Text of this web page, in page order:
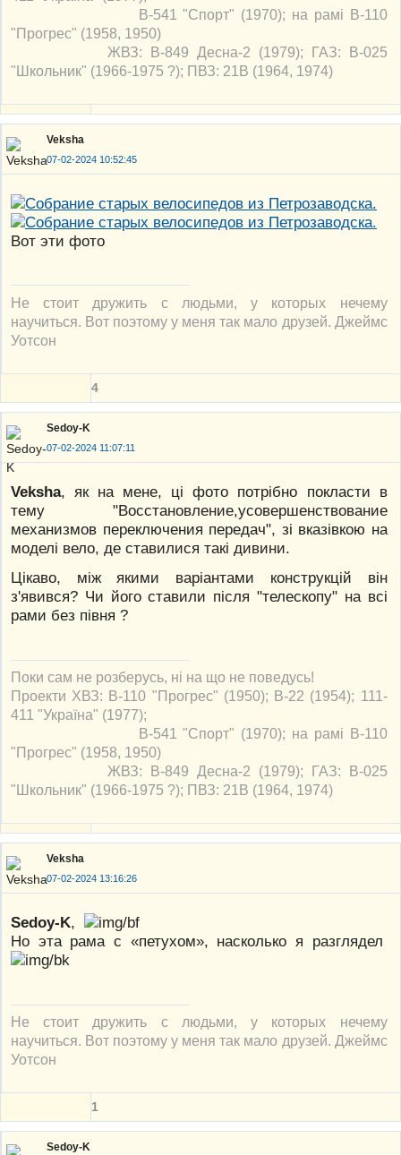
В-541 "Спорт" (1970); на рамі В-110
"Прогрес" (1958, 1950)
ЖВЗ: В-849 Десна-2 (1979); ГАЗ: В-025
"Школьник" (1966-1975 ?); ПВЗ: 21В (1964, 1974)
Veksha
07-02-2024 10:52:45
Вот эти фото
Не стоит дружить с людьми, у которых нечему
научиться. Вот поэтому у меня так мало друзей. Джеймс
Уотсон
4
Sedoy-K
07-02-2024 11:07:11
Veksha, як на мене, ці фото потрібно покласти в
тему "Восстановление,усовершенствование
механизмов переключения передач", зі вказівкою на
моделі вело, де ставилися такі дивини.
Цікаво, між якими варіантами конструкцій він
з'явився? Чи його ставили після "телескопу" на всі
рами без півня ?
Поки сам не розберусь, ні на що не поведусь!
Проекти ХВЗ: В-110 "Прогрес" (1950); В-22 (1954); 111-
411 "Україна" (1977);
В-541 "Спорт" (1970); на рамі В-110
"Прогрес" (1958, 1950)
ЖВЗ: В-849 Десна-2 (1979); ГАЗ: В-025
"Школьник" (1966-1975 ?); ПВЗ: 21В (1964, 1974)
Veksha
07-02-2024 13:16:26
Sedoy-K,
Но эта рама с «петухом», насколько я разглядел
Не стоит дружить с людьми, у которых нечему
научиться. Вот поэтому у меня так мало друзей. Джеймс
Уотсон
1
Sedoy-K